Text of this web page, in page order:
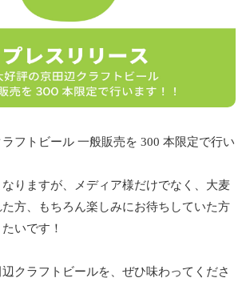
フトビール 一般販売を 300 本限定で行い
りますが、メディア様だけでなく、大麦
方、もちろん楽しみにお待ちしていた方
いです！
クラフトビールを、ぜひ味わってくださ